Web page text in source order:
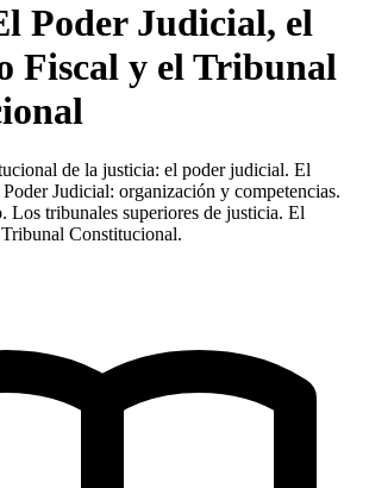
Poder Judicial, el
Fiscal y el Tribunal
de la justicia: el poder judicial. El
Judicial: organización y competencias.
Los tribunales superiores de justicia. El
Constitucional.